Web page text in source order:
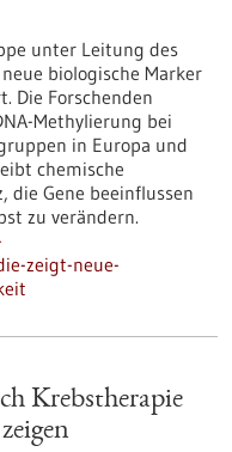
unter Leitung des
biologische Marker
Die Forschenden
Methylierung bei
in Europa und
chemische
die Gene beeinflussen
zu verändern.
zeigt-neue-
Krebstherapie